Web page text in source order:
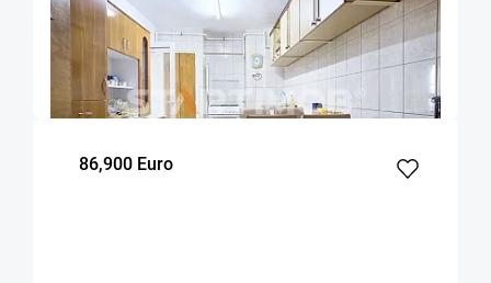
Apartament 4 camere zona Onix Centru Civic
Brasov
m² dormitoare
4
Etaj
86,900 Euro